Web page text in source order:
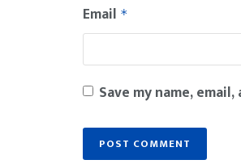
Email *
Save my name,